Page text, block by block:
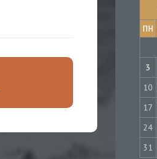
ПН
3
10
17
24
31